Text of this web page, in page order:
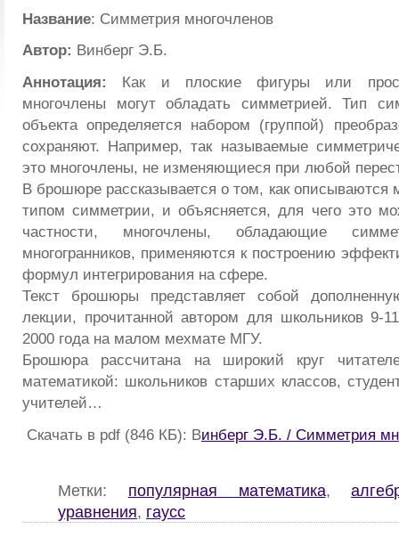
Название: Симметрия многочленов
Автор: Винберг Э.Б.
Аннотация: Как и плоские фигуры или
многочлены могут обладать симметрией. Тип
объекта определяется набором (группой)
сохраняют. Например, так называемые
это многочлены, не изменяющиеся при любой
В брошюре рассказывается о том, как описываются
типом симметрии, и объясняется, для чего это
частности, многочлены, обладающие
многогранников, применяются к построению
формул интегрирования на сфере.
Текст брошюры представляет собой
лекции, прочитанной автором для школьников 9-
2000 года на малом мехмате МГУ.
Брошюра рассчитана на широкий круг
математикой: школьников старших классов,
учителей…
Скачать в pdf (846 КБ): Винберг Э.Б. / Симметрия
Метки: популярная математика,
уравнения, гаусс